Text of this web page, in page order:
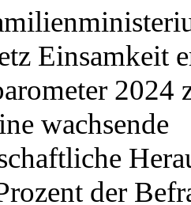
Einsamkeit
2024
wachsende
der